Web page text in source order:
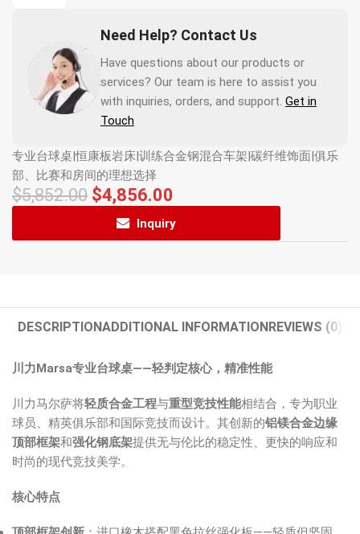
Need Help? Contact Us
Have questions about our products or
services? Our team is here to assist you
with inquiries, orders, and support. Get in
Touch
专业台球桌|恒康板岩床|训练合金钢混合车架|碳纤维饰面|俱乐
部、比赛和房间的理想选择
$5,852.00 $4,856.00
Inquiry
DESCRIPTIONADDITIONAL INFORMATIONREVIEWS (0)
川力Marsa专业台球桌——轻判定核心，精准性能
川力马尔萨将轻质合金工程与重型竞技性能相结合，专为职业
球员、精英俱乐部和国际竞技而设计。其创新的铝镁合金边缘
顶部框架和强化钢底架提供无与伦比的稳定性、更快的响应和
时尚的现代竞技美学。
核心特点